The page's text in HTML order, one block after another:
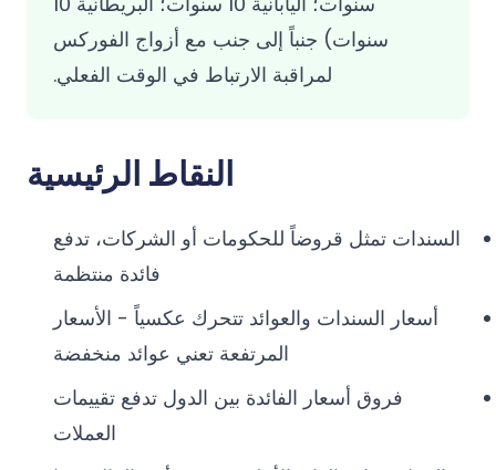
سنوات) جنباً إلى جنب مع أزواج الفوركس
لمراقبة الارتباط في الوقت الفعلي.
النقاط الرئيسية
السندات تمثل قروضاً للحكومات أو الشركات، تدفع
فائدة منتظمة
أسعار السندات والعوائد تتحرك عكسياً - الأسعار
المرتفعة تعني عوائد منخفضة
فروق أسعار الفائدة بين الدول تدفع تقييمات
العملات